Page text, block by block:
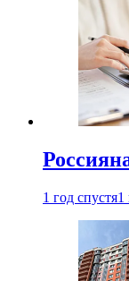
1 год спустя1